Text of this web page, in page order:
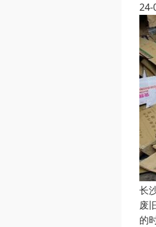
24-
长
废
的